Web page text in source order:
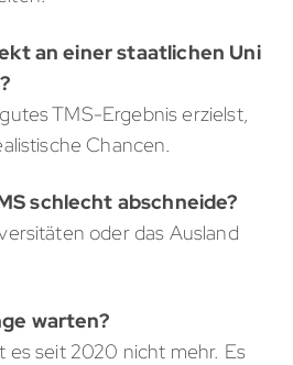
an einer staatlichen Uni
TMS-Ergebnis erzielst,
Chancen.
schlecht abschneide?
oder das Ausland
warten?
es seit 2020 nicht mehr. Es